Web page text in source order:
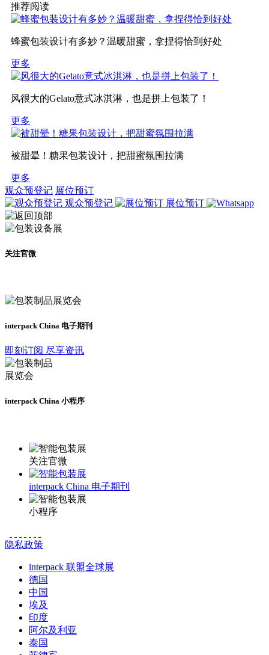
推荐阅读
蜂蜜包装设计有多妙？温暖甜蜜，拿捏得恰到好处
更多
风很大的Gelato意式冰淇淋，也是拼上包装了！
更多
被甜晕！糖果包装设计，把甜蜜氛围拉满
更多
观众预登记 展位预订
观众预登记
展位预订
关注官微
interpack China 电子期刊
即刻订阅 尽享资讯
interpack China 小程序
关注官微
interpack China 电子期刊
小程序
隐私政策
interpack 联盟全球展
德国
中国
埃及
印度
阿尔及利亚
泰国